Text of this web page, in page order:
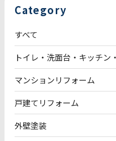
Category
すべて
トイレ・洗面台・キッチン
マンションリフォーム
戸建てリフォーム
外壁塗装